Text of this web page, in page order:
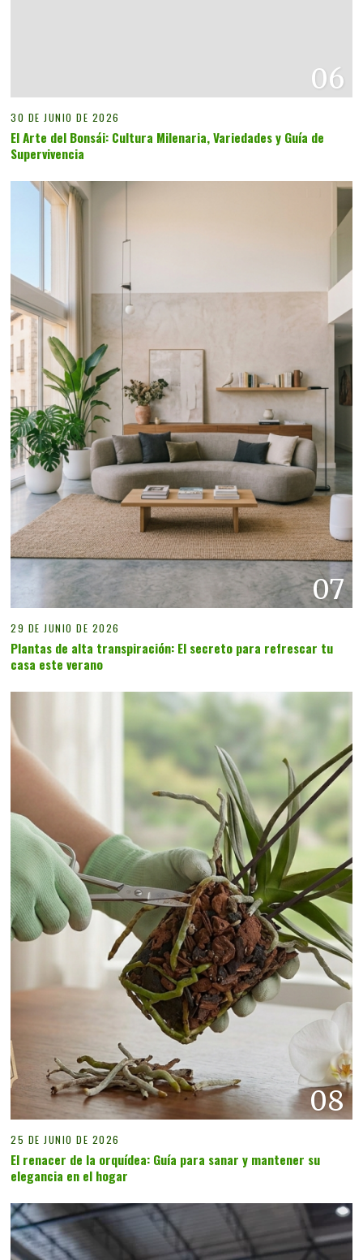
06
30 DE JUNIO DE 2026
El Arte del Bonsái: Cultura Milenaria, Variedades y Guía de
Supervivencia
07
29 DE JUNIO DE 2026
Plantas de alta transpiración: El secreto para refrescar tu
casa este verano
08
25 DE JUNIO DE 2026
El renacer de la orquídea: Guía para sanar y mantener su
elegancia en el hogar